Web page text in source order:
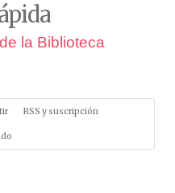
la Biblioteca
RSS y suscripción